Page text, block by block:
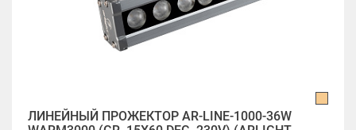
ЛИНЕЙНЫЙ ПРОЖЕКТОР AR-LINE-1000-36W